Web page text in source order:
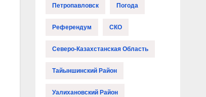
Петропавловск Погода
Референдум СКО
Северо-Казахстанская Область
Тайыншинский Район
Уалихановский Район